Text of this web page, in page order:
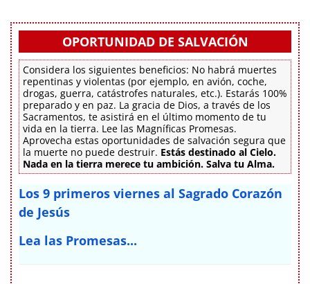
OPORTUNIDAD DE SALVACIÓN
Considera los siguientes beneficios: No habrá muertes
repentinas y violentas (por ejemplo, en avión, coche,
drogas, guerra, catástrofes naturales, etc.). Estarás 100%
preparado y en paz. La gracia de Dios, a través de los
Sacramentos, te asistirá en el último momento de tu
vida en la tierra. Lee las Magníficas Promesas.
Aprovecha estas oportunidades de salvación segura que
la muerte no puede destruir. Estás destinado al Cielo.
Nada en la tierra merece tu ambición. Salva tu Alma.
Los 9 primeros viernes al Sagrado Corazón
de Jesús
Lea las Promesas...